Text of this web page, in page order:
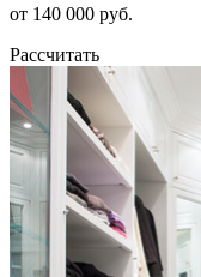
от 140 000 руб.
Рассчитать